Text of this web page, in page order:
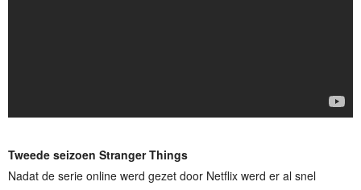
Tweede seizoen Stranger Things
Nadat de serie online werd gezet door Netflix werd er al snel